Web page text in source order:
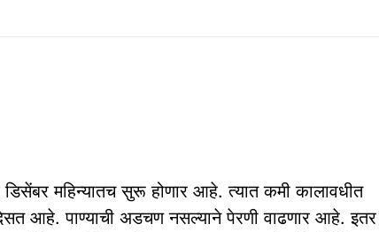
डिसेंबर महिन्यातच सुरू होणार आहे. त्यात कमी कालावधीत
आहे. पाण्याची अडचण नसल्याने पेरणी वाढणार आहे. इतर